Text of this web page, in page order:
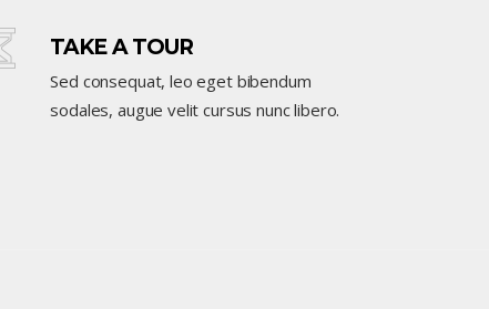
TAKE A TOUR
Sed consequat, leo eget bibendum
sodales, augue velit cursus nunc libero.